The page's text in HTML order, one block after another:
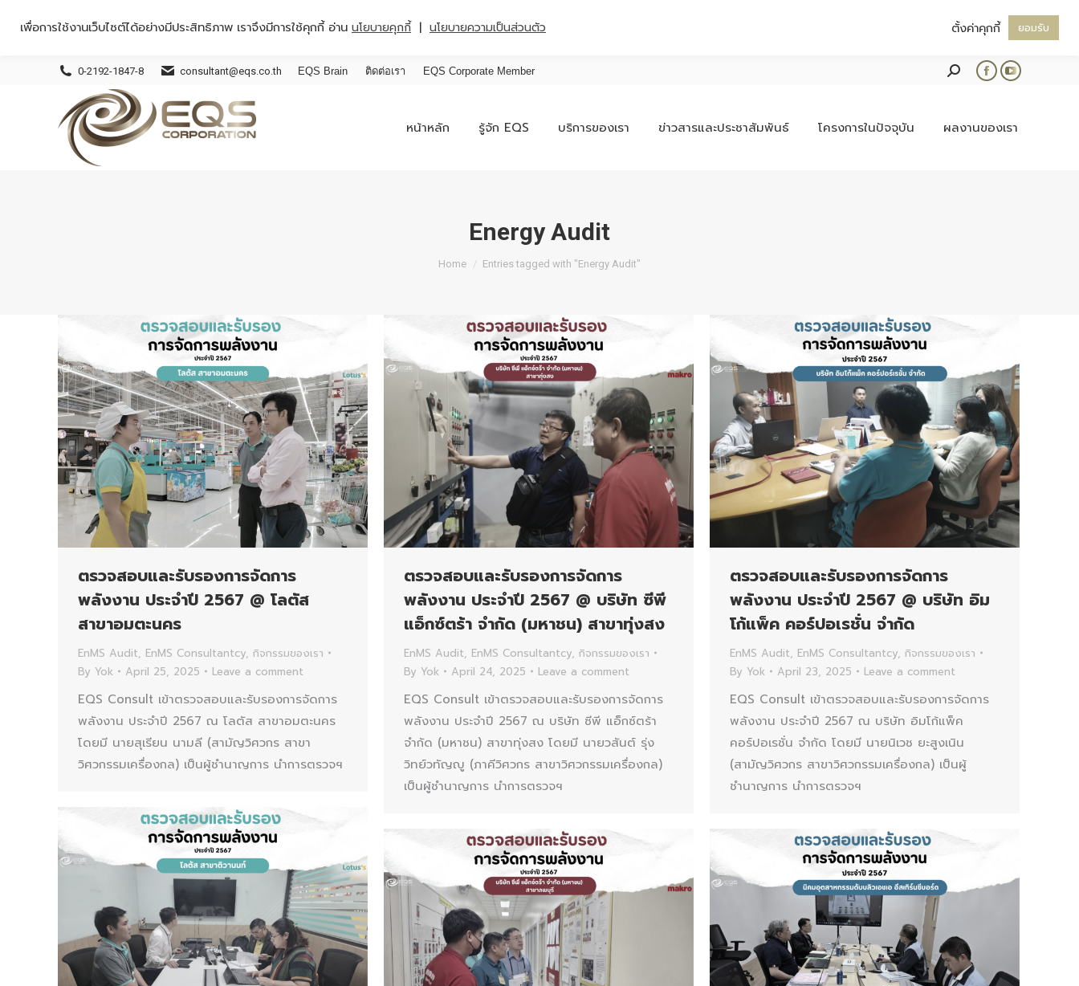
0-2192-1847-8 consultant@eqs.co.th EQS Brain ติดต่อเรา EQS Corporate Member Search:
Facebook
opens
YouTube
opens
หน้าหลัก รู้จัก EQS บริการของเรา ข่าวสารและประชาสัมพันธ์ โครงการในปัจจุบัน ผลงานของเรา
Energy Audit
You are here:
Home Entries tagged with "Energy Audit"
ตรวจสอบและรับรองการจัดการ
พลังงาน ประจำปี 2567 @ โลตัส
สาขาอมตะนคร
EnMS Audit, EnMS Consultantcy, กิจกรรมของเรา
By Yok April 25, 2025 Leave a comment
EQS Consult เข้าตรวจสอบและรับรองการจัดการ
พลังงาน ประจำปี 2567 ณ โลตัส สาขาอมตะนคร
โดยมี นายสุเรียน นามลี (สามัญวิศวกร สาขา
วิศวกรรมเครื่องกล) เป็นผู้ชำนาญการ นำการตรวจฯ
ตรวจสอบและรับรองการจัดการ
พลังงาน ประจำปี 2567 @ บริษัท ซีพี
แอ็กซ์ตร้า จำกัด (มหาชน) สาขาทุ่งสง
EnMS Audit, EnMS Consultantcy, กิจกรรมของเรา
By Yok April 24, 2025 Leave a comment
EQS Consult เข้าตรวจสอบและรับรองการจัดการ
พลังงาน ประจำปี 2567 ณ บริษัท ซีพี แอ็กซ์ตร้า
จำกัด (มหาชน) สาขาทุ่งสง โดยมี นายวสันต์ รุ่ง
วิทย์วทัญญู (ภาคีวิศวกร สาขาวิศวกรรมเครื่องกล)
เป็นผู้ชำนาญการ นำการตรวจฯ
ตรวจสอบและรับรองการจัดการ
พลังงาน ประจำปี 2567 @ บริษัท อิม
โก้แพ็ค คอร์ปอเรชั่น จำกัด
EnMS Audit, EnMS Consultantcy, กิจกรรมของเรา
By Yok April 23, 2025 Leave a comment
EQS Consult เข้าตรวจสอบและรับรองการจัดการ
พลังงาน ประจำปี 2567 ณ บริษัท อิมโก้แพ็ค
คอร์ปอเรชั่น จำกัด โดยมี นายนิเวช ยะสูงเนิน
(สามัญวิศวกร สาขาวิศวกรรมเครื่องกล) เป็นผู้
ชำนาญการ นำการตรวจฯ
เพื่อการใช้งานเว็บไซต์ได้อย่างมีประสิทธิภาพ เราจึงมีการใช้คุกกี้ อ่าน นโยบายคุกกี้ | นโยบายความเป็นส่วนตัว ตั้งค่าคุกกี้ ยอมรับ